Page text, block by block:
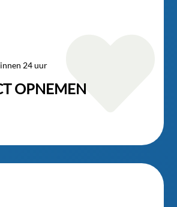
24 uur
OPNEMEN